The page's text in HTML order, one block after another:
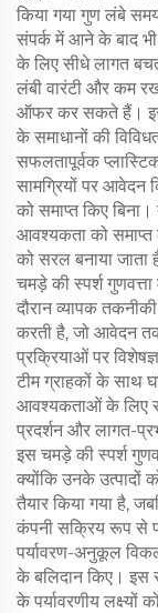
किया गया गुण लंबे
संपर्क में आने के बाद भी
के लिए सीधे लागत
लंबी वारंटी और कम
ऑफर कर सकते हैं। इस
के समाधानों की
सफलतापूर्वक
सामग्रियों पर आवेदन
को समाप्त किए
आवश्यकता को समाप्त
को सरल बनाया जाता
चमड़े की स्पर्श
दौरान व्यापक
करती है, जो आवेदन
प्रक्रियाओं पर
टीम ग्राहकों के साथ
आवश्यकताओं के लिए
प्रदर्शन और लागत-
इस चमड़े की स्पर्श
क्योंकि उनके उत्पादों
तैयार किया गया है,
कंपनी सक्रिय रूप से
पर्यावरण-अनुकूल
के बलिदान किए। इस
के पर्यावरणीय लक्ष्यों